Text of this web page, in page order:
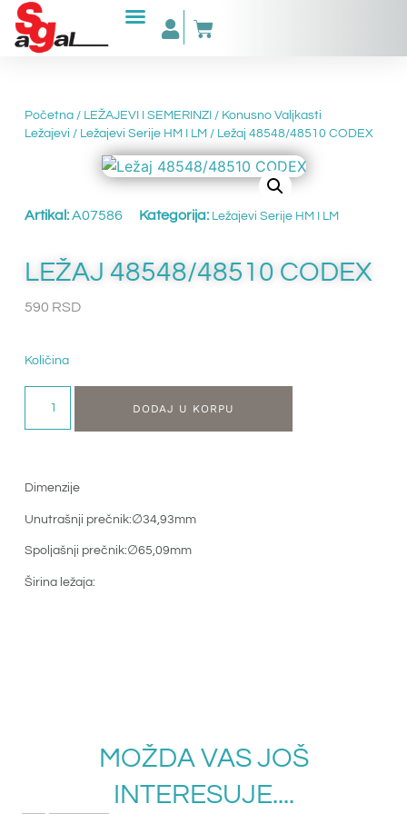
Početna/ LEŽAJEVI I SEMERINZI / Konusno Valjkasti
Ležajevi / Ležajevi Serije HM I LM / Ležaj 48548/48510 CODEX
Artikal:A07586 Kategorija: Ležajevi Serije HM I LM
LEŽAJ 48548/48510 CODEX
590 RSD
Količina
DODAJ U KORPU
Dimenzije
Unutrašnji prečnik:∅34,93mm
Spoljašnji prečnik:∅65,09mm
Širina ležaja:
MOŽDA VAS JOŠ
INTERESUJE....